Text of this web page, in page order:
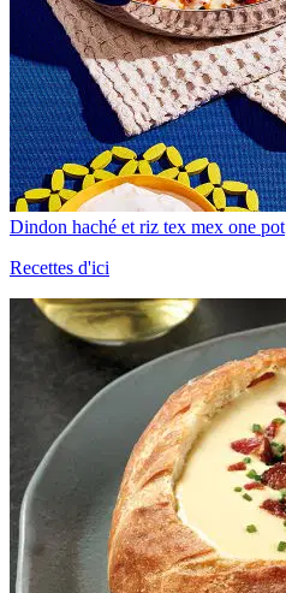
Dindon haché et riz tex mex one pot
Recettes d'ici